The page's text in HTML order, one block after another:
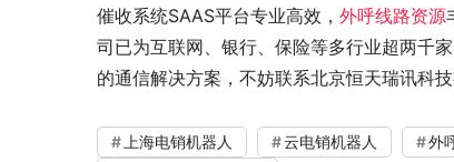
催收系统SAAS平台专业高效， 外呼线路资源
司已为互联网、银行、保险等多行业超两千
的通信解决方案，不妨联系北京恒天瑞讯科
上海电销机器人 云电销机器人 外